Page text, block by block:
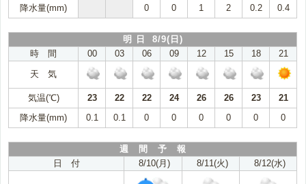
降水量(mm)
0 0 1 2 0.2 0.4
明 日 8/9(日)
時 間
00 03 06 09 12 15 18
21
天 気
気温(℃) 23 22 22 24 26 26 23
21
降水量(mm)
0.1 0.1 0 0 0 0 0 0
週 間 予 報
日 付
8/10(月) 8/11(火) 8/12(水)